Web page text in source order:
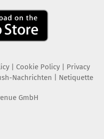
| Cookie Policy| Privacy
Nachrichten | Netiquette
GmbH